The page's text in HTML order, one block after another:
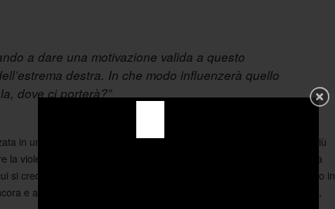
a dare una motivazione valida a questo
destra. In che modo influenzerà quello
dove ci porterà?”
in un’epoca in cui il dialogo politico sembra fratturato e disgregato più
la violenza, di non riuscire a salvare il mondo… viene contrastata dalla
si crede. Combattere, in questo caso, attraverso la musica, prendendo in
e ancora. Questi sono i Propagandhi e sono tornati per dire la loro,